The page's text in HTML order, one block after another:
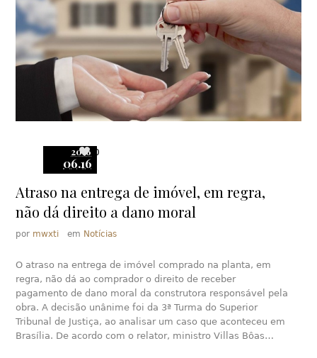
2016
06.16
0
Atraso na entrega de imóvel, em regra,
não dá direito a dano moral
por mwxti em Notícias
O atraso na entrega de imóvel comprado na planta, em
regra, não dá ao comprador o direito de receber
pagamento de dano moral da construtora responsável pela
obra. A decisão unânime foi da 3ª Turma do Superior
Tribunal de Justiça, ao analisar um caso que aconteceu em
Brasília. De acordo com o relator, ministro Villas Bôas…